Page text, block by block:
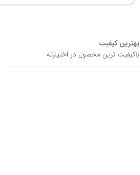
بهترین کیفیت
باکیفیت ترین محصول در اختیارته